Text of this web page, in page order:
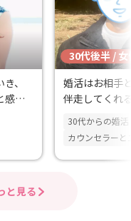
、
感じ
30代後半 / 女
婚活はお相手
伴走してくれ
いも同じくら
30代からの婚活
カウンセラーと
と見る